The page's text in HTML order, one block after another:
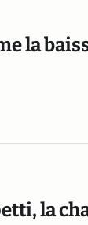
la
la